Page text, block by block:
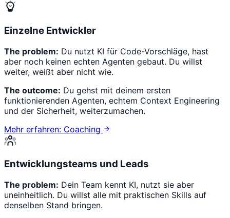
Einzelne Entwickler
The problem: Du nutzt KI für Code-Vorschläge, hast
aber noch keinen echten Agenten gebaut. Du willst
weiter, weißt aber nicht wie.
The outcome: Du gehst mit deinem ersten
funktionierenden Agenten, echtem Context Engineering
und der Sicherheit, weiterzumachen.
Mehr erfahren: Coaching
Entwicklungsteams und Leads
The problem: Dein Team kennt KI, nutzt sie aber
uneinheitlich. Du willst alle mit praktischen Skills auf
denselben Stand bringen.